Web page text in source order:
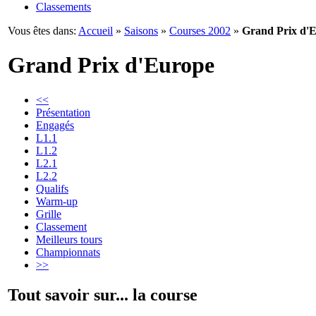
Classements
Vous êtes dans: Accueil » Saisons » Courses 2002 » Grand Prix
Grand Prix d'Europe
<<
Présentation
Engagés
L1.1
L1.2
L2.1
L2.2
Qualifs
Warm-up
Grille
Classement
Meilleurs tours
Championnats
>>
Tout savoir sur... la course